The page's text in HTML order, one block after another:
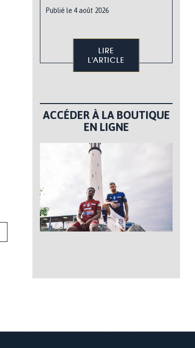
Publié le 4 août 2026
LIRE
L'ARTICLE
ACCÉDER À LA BOUTIQUE
EN LIGNE